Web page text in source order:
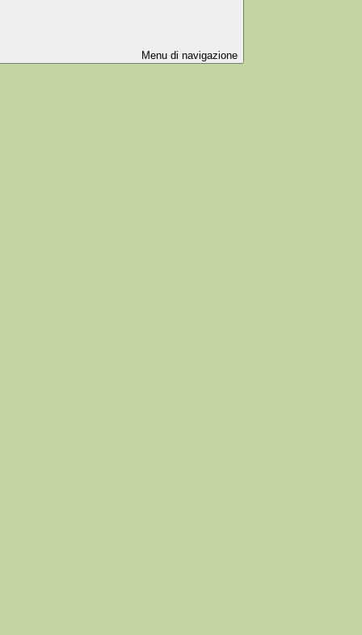
Menu di navigazione